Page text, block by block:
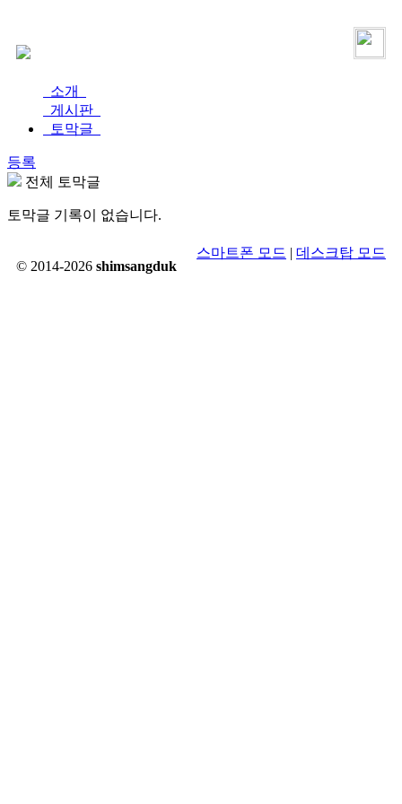
소개
게시판
토막글
등록
전체 토막글
토막글 기록이 없습니다.
© 2014-2026 shimsangduk
스마트폰 모드 | 데스크탑 모드